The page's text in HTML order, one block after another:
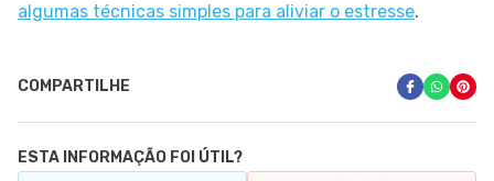
algumas técnicas simples para aliviar o estresse.
COMPARTILHE
ESTA INFORMAÇÃO FOI ÚTIL?